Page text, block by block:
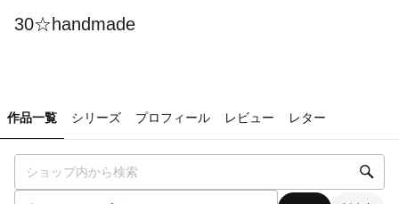
30☆handmade
作品一覧 シリーズ プロフィール レビュー レター